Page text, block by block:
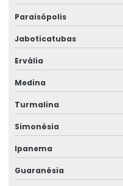
Paraisópolis
Jaboticatubas
Ervália
Medina
Turmalina
Simonésia
Ipanema
Guaranésia